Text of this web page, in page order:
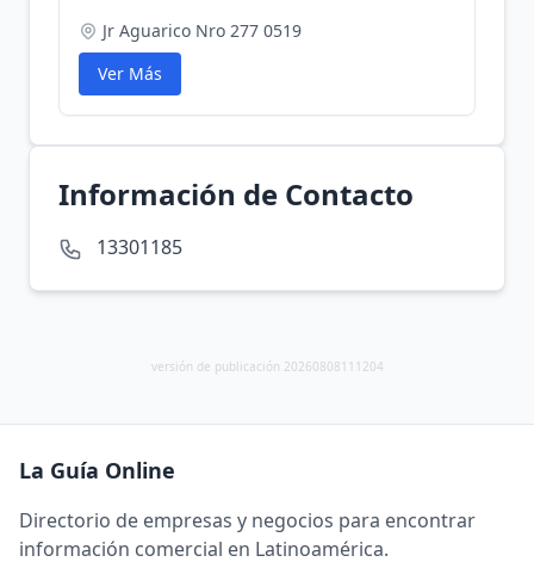
Jr Aguarico Nro 277 0519
Ver Más
Información de Contacto
13301185
versión de publicación 20260808111204
La Guía Online
Directorio de empresas y negocios para encontrar
información comercial en Latinoamérica.